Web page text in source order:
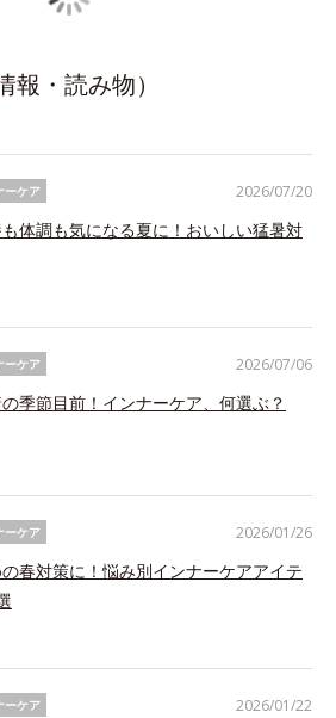
・読み物）
ーケア
体調も気になる夏に！おいしい猛暑対
2026/07/20
ーケア
季節目前！インナーケア、何選ぶ？
2026/07/06
ーケア
春対策に！悩み別インナーケアアイテ
2026/01/26
ーケア 2026/01/22